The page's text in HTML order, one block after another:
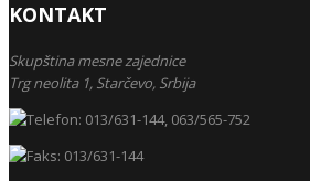
KONTAKT
Skupština mesne zajednice
Trg neolita 1, Starčevo, Srbija
013/631-144, 063/565-752
013/631-144